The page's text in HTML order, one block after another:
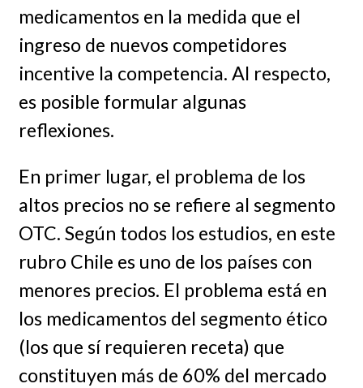
medicamentos en la medida que el
ingreso de nuevos competidores
incentive la competencia. Al respecto,
es posible formular algunas
reflexiones.
En primer lugar, el problema de los
altos precios no se refiere al segmento
OTC. Según todos los estudios, en este
rubro Chile es uno de los países con
menores precios. El problema está en
los medicamentos del segmento ético
(los que sí requieren receta) que
constituyen más de 60% del mercado